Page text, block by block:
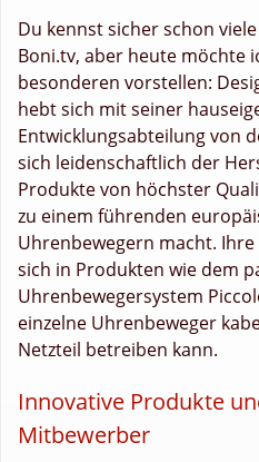
Du kennst sicher schon
Boni.tv, aber heute möchte
besonderen vorstellen:
hebt sich mit seiner
Entwicklungsabteilung von
sich leidenschaftlich der
Produkte von höchster
zu einem führenden
Uhrenbewegern macht.
sich in Produkten wie dem
Uhrenbewegersystem
einzelne Uhrenbeweger
Netzteil betreiben kann.
Innovative Produkte
Mitbewerber